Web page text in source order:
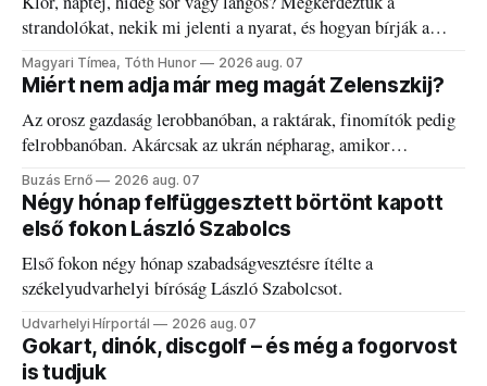
strandolókat, nekik mi jelenti a nyarat, és hogyan bírják a
kánikulát.
Magyari Tímea, Tóth Hunor 2026 aug. 07
Miért nem adja már meg magát Zelenszkij?
Az orosz gazdaság lerobbanóban, a raktárak, finomítók pedig
felrobbanóban. Akárcsak az ukrán népharag, amikor
elégedetlen vezetőivel.
Buzás Ernő 2026 aug. 07
Négy hónap felfüggesztett börtönt kapott
első fokon László Szabolcs
Első fokon négy hónap szabadságvesztésre ítélte a
székelyudvarhelyi bíróság László Szabolcsot.
Udvarhelyi Hírportál 2026 aug. 07
Gokart, dinók, discgolf – és még a fogorvost
is tudjuk